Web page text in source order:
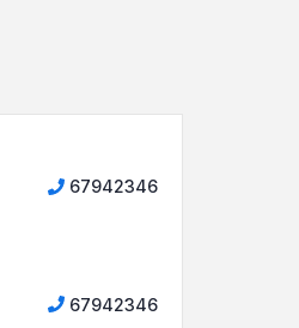
67942346
67942346